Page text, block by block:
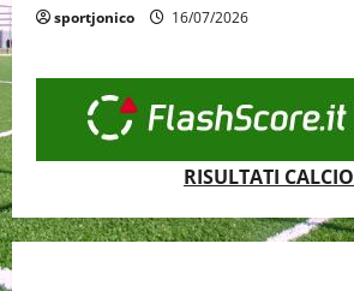
sportjonico 16/07/2026
RISULTATI CALCIO